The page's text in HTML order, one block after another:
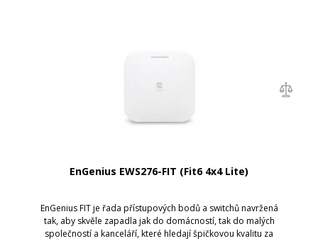
EnGenius EWS276-FIT (Fit6 4x4 Lite)
EnGenius FIT je řada přístupových bodů a switchů navržená
tak, aby skvěle zapadla jak do domácností, tak do malých
společností a kanceláří, které hledají špičkovou kvalitu za